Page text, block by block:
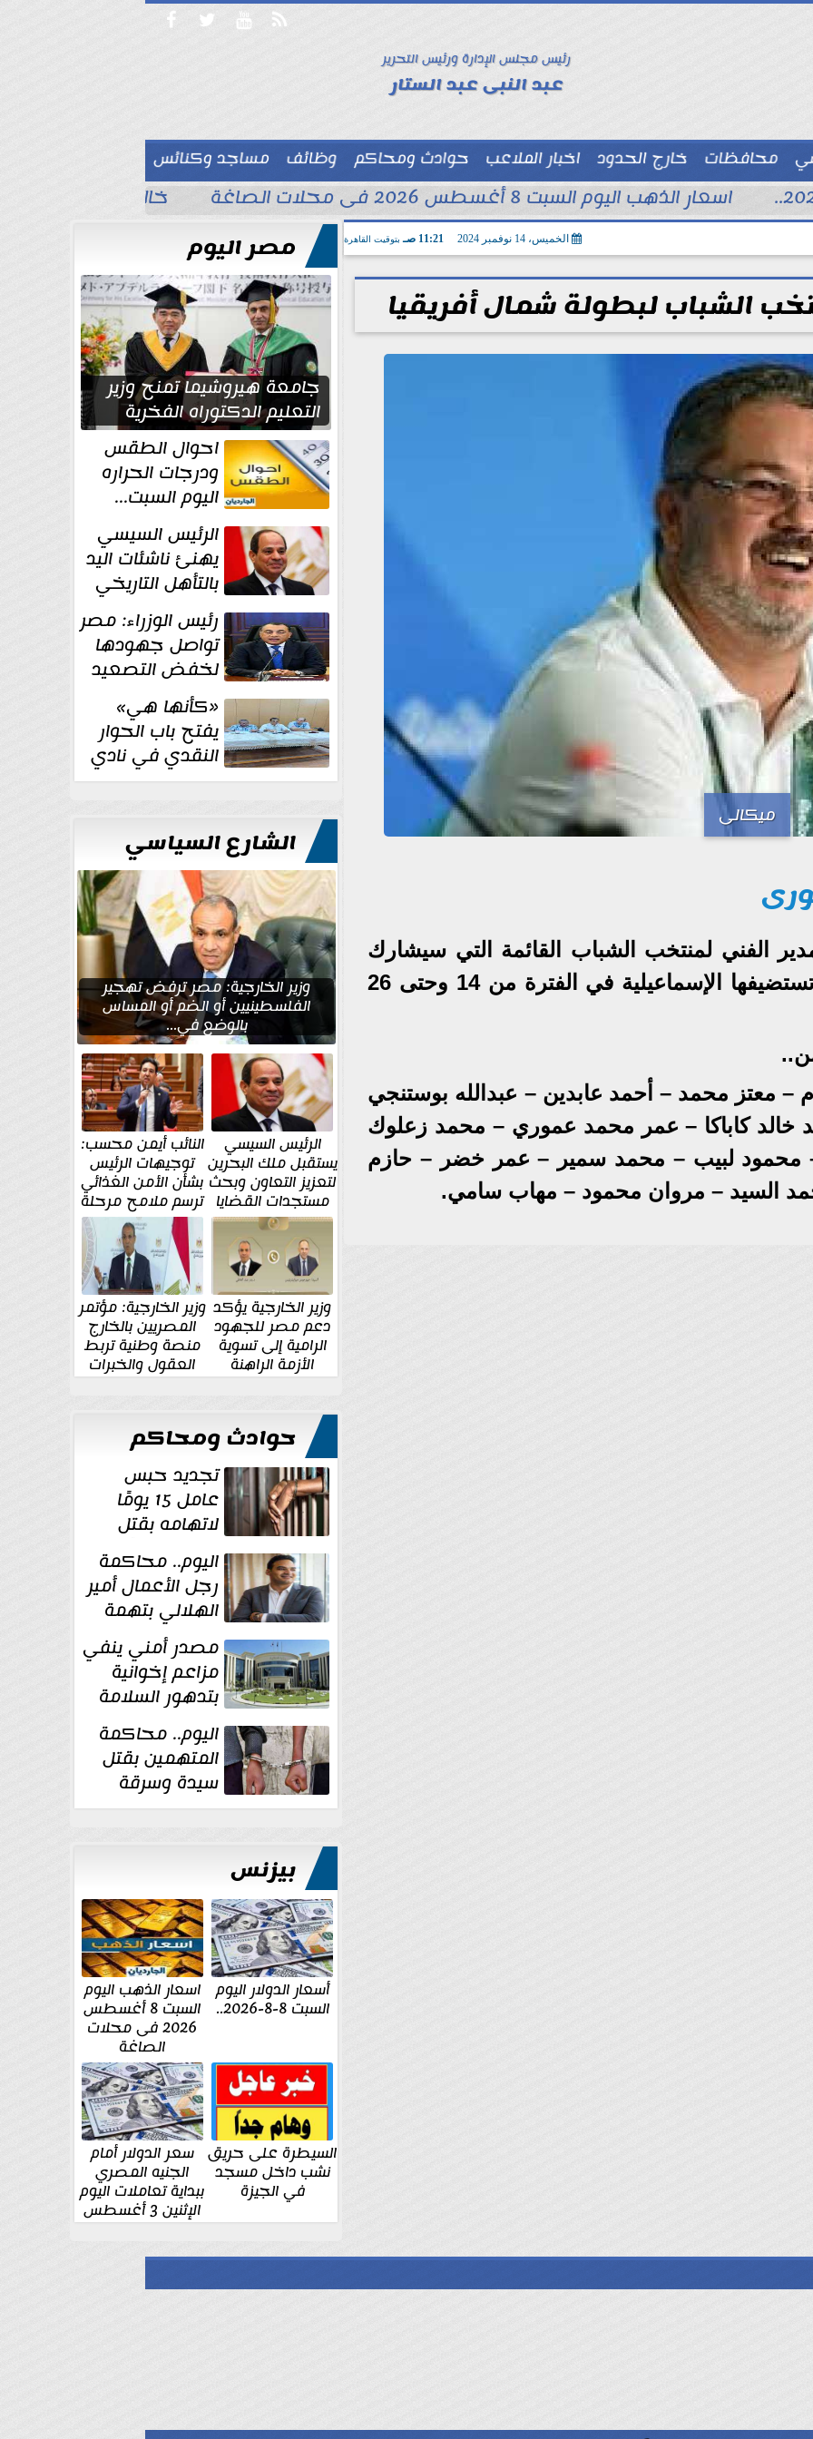
   
رئيس مجلس الإدارة ورئيس التحرير
عبد النبى عبد الستار
محافظات خارج الحدود اخبار الملاعب حوادث ومحاكم وظائف
مساجد وكنائس
توك شو
 اسعار الذهب اليوم السبت 8 أغسطس 2026 فى محلات الصاغة خالد الغندور يطلب
الخميس، 14 نوفمبر 2024 11:21 صـ بتوقيت القاهرة
الشباب لبطولة شمال أفريقيا
ميكالى
الفني لمنتخب الشباب القائمة التي سيشارك
بها في بطولة شمال أفريقيا والتي تستضيفها الإسماعيلية في الفترة من 14 وحتى 26
– معتز محمد – أحمد عابدين – عبدالله بوستنجي
كاباكا – عمر محمد عموري – محمد زعلوك
محمود لبيب – محمد سمير – عمر خضر – حازم
السيد – مروان محمود – مهاب سامي.
مصر اليوم
جامعة هيروشيما تمنح وزير
التعليم الدكتوراه الفخرية
تقديرا لما حققهاحوال الطقس
ودرجات الحراره
اليوم السبت...
العظمى في
القاهره 36 درجة الرئيس السيسي
يهنئ ناشئات اليد
بالتأهل التاريخي
إلى نصف نهائي
كأس العالم رئيس الوزراء: مصر
تواصل جهودها
لخفض التصعيد
والحفاظ على
الاستقرار الإقليمي«كأنها هي»
يفتح باب الحوار
النقدي في نادي
أدب مصر الجديدة
الشارع السياسي
وزير الخارجية: مصر ترفض تهجير
الفلسطينيين أو الضم أو المساس
بالوضع في...
الرئيس السيسي
يستقبل ملك البحرين
لتعزيز التعاون وبحث
مستجدات القضايا
الإقليمية والدولية
النائب أيمن محسب:
توجيهات الرئيس
بشأن الأمن الغذائي
ترسم ملامح مرحلة
جديدة
وزير الخارجية يؤكد
دعم مصر للجهود
الرامية إلى تسوية
الأزمة الراهنة
وزير الخارجية: مؤتمر
المصريين بالخارج
منصة وطنية تربط
العقول والخبرات
المصرية بالدولة
حوادث ومحاكم
تجديد حبس
عامل 15 يومًا
لاتهامه بقتل
زوجته طعنًا
داخل مسكنهما بشبرا...
اليوم.. محاكمة
رجل الأعمال أمير
الهلالي بتهمة
غسل الأموال
مصدر أمني ينفي
مزاعم إخوانية
بتدهور السلامة
الإنشائية لأحد
مراكز الإصلاح والتأهيل
اليوم.. محاكمة
المتهمين بقتل
سيدة وسرقة
ذهبها في بولاق
بيزنس
أسعار الدولار اليوم
السبت 8-8-2026..
اسعار الذهب اليوم
السبت 8 أغسطس
2026 فى محلات
الصاغة
السيطرة على حريق
نشب داخل مسجد
في الجيزة
سعر الدولار أمام
الجنيه المصري
ببداية تعاملات اليوم
الإثنين 3 أغسطس